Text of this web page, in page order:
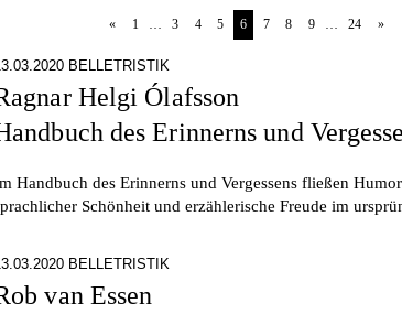
« 1 … 3 4 5 6 7 8 9 … 24 »
BELLETRISTIK
Helgi Ólafsson
des Erinnerns und
Handbuch des Erinnerns und Vergessens fließen
Schönheit und erzählerische Freude im
BELLETRISTIK
van Essen